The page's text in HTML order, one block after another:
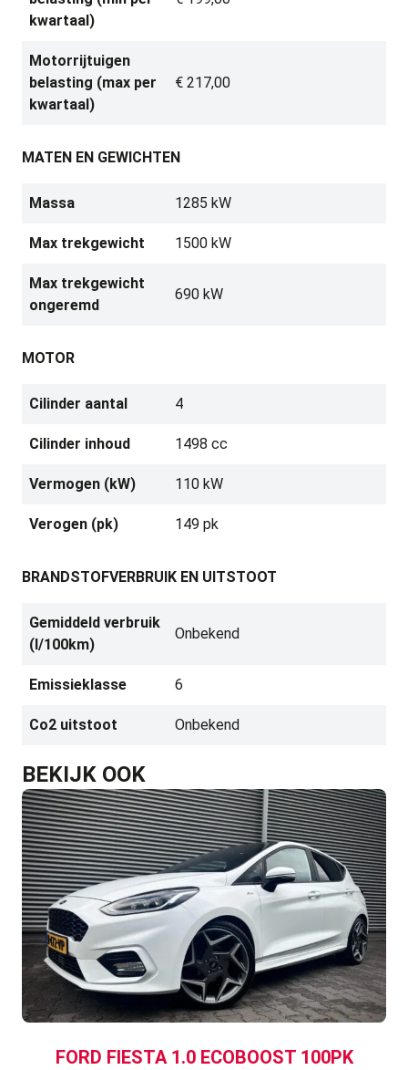
kwartaal)
Motorrijtuigen
belasting (max per
kwartaal)
€ 217,00
MATEN EN GEWICHTEN
Massa 1285 kW
Max trekgewicht 1500 kW
Max trekgewicht
ongeremd
690 kW
MOTOR
Cilinder aantal 4
Cilinder inhoud 1498 cc
Vermogen (kW) 110 kW
Verogen (pk) 149 pk
BRANDSTOFVERBRUIK EN UITSTOOT
Gemiddeld verbruik
(l/100km)
Onbekend
Emissieklasse 6
Co2 uitstoot Onbekend
BEKIJK OOK
FORD FIESTA 1.0 ECOBOOST 100PK